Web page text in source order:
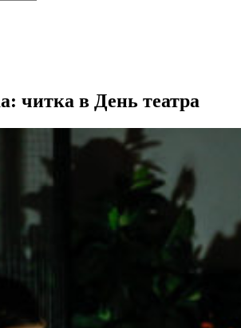
читка в День театра